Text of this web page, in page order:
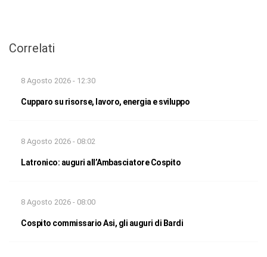
Correlati
8 Agosto 2026 - 12:30
Cupparo su risorse, lavoro, energia e sviluppo
8 Agosto 2026 - 08:02
Latronico: auguri all’Ambasciatore Cospito
8 Agosto 2026 - 08:00
Cospito commissario Asi, gli auguri di Bardi